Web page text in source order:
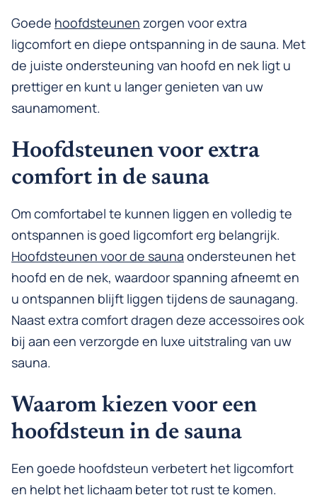
Goede hoofdsteunen zorgen voor extra
ligcomfort en diepe ontspanning in de sauna. Met
de juiste ondersteuning van hoofd en nek ligt u
prettiger en kunt u langer genieten van uw
saunamoment.
Hoofdsteunen voor extra
comfort in de sauna
Om comfortabel te kunnen liggen en volledig te
ontspannen is goed ligcomfort erg belangrijk.
Hoofdsteunen voor de sauna ondersteunen het
hoofd en de nek, waardoor spanning afneemt en
u ontspannen blijft liggen tijdens de saunagang.
Naast extra comfort dragen deze accessoires ook
bij aan een verzorgde en luxe uitstraling van uw
sauna.
Waarom kiezen voor een
hoofdsteun in de sauna
Een goede hoofdsteun verbetert het ligcomfort
en helpt het lichaam beter tot rust te komen.